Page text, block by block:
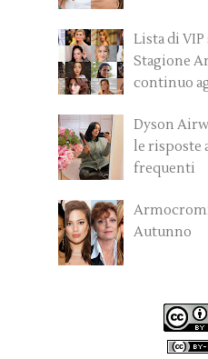
Lista di
Stagione
continuo
Dyson
le risposte
frequenti
Autunno